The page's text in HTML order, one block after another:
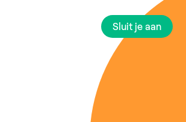
Sluit je aan